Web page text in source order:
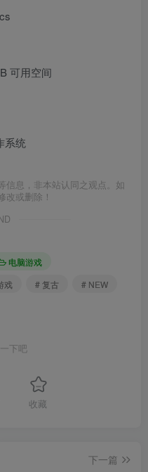
可用空间
系统
信息，非本站认同之观点。如
改或删除！
电脑游戏
戏 # 复古
# NEW
下吧
收藏
下一篇